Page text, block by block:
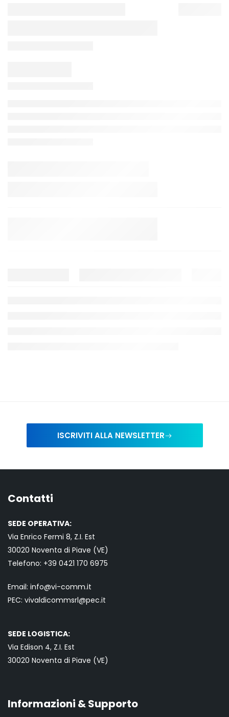
ISCRIVITI ALLA NEWSLETTER
Contatti
SEDE OPERATIVA:
Via Enrico Fermi 8, Z.I. Est
30020 Noventa di Piave (VE)
Telefono: +39 0421 170 6975
Email: info@vi-comm.it
PEC: vivaldicommsrl@pec.it
SEDE LOGISTICA:
Via Edison 4, Z.I. Est
30020 Noventa di Piave (VE)
Informazioni & Supporto